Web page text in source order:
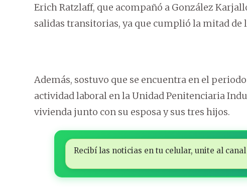
Erich Ratzlaff, que acompañó a González
salidas transitorias, ya que cumplió la mitad de
Además, sostuvo que se encuentra en el
actividad laboral en la Unidad Penitenciaria
vivienda junto con su esposa y sus tres hijos.
Recibí las noticias en tu celular, unite al